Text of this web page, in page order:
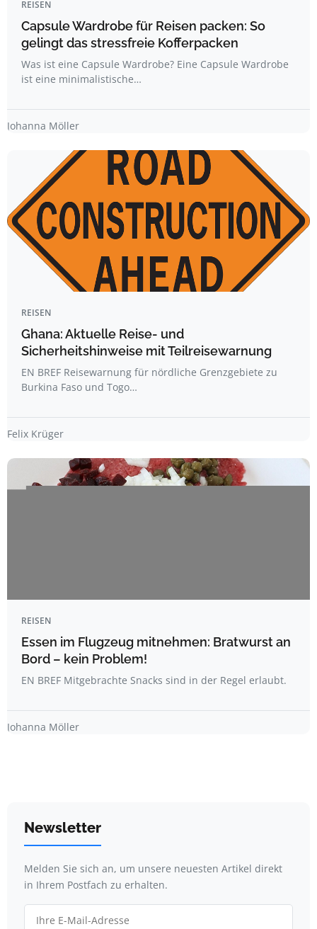
REISEN
Capsule Wardrobe für Reisen packen: So
gelingt das stressfreie Kofferpacken
Was ist eine Capsule Wardrobe? Eine Capsule Wardrobe
ist eine minimalistische…
Johanna Möller
REISEN
Ghana: Aktuelle Reise- und
Sicherheitshinweise mit Teilreisewarnung
EN BREF Reisewarnung für nördliche Grenzgebiete zu
Burkina Faso und Togo…
Felix Krüger
REISEN
Essen im Flugzeug mitnehmen: Bratwurst an
Bord – kein Problem!
EN BREF Mitgebrachte Snacks sind in der Regel erlaubt.
Johanna Möller
Newsletter
Melden Sie sich an, um unsere neuesten Artikel direkt
in Ihrem Postfach zu erhalten.